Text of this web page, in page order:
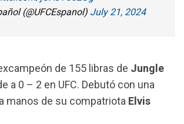
(@UFCEspanol) July 21, 2024
de 155 libras de Jungle
a 0 – 2 en UFC. Debutó con una
manos de su compatriota Elvis